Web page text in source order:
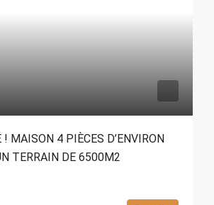
! MAISON 4 PIÈCES D’ENVIRON
TERRAIN DE 6500M2